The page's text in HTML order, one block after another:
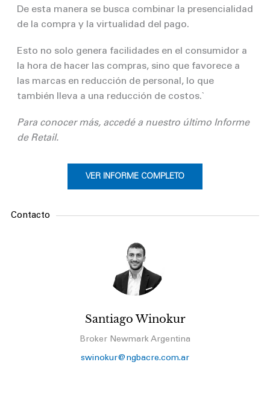
De esta manera se busca combinar la presencialidad
de la compra y la virtualidad del pago.
Esto no solo genera facilidades en el consumidor a
la hora de hacer las compras, sino que favorece a
las marcas en reducción de personal, lo que
también lleva a una reducción de costos.`
Para conocer más, accedé a nuestro último Informe
de Retail.
VER INFORME COMPLETO
Contacto
Santiago Winokur
Broker Newmark Argentina
swinokur@ngbacre.com.ar